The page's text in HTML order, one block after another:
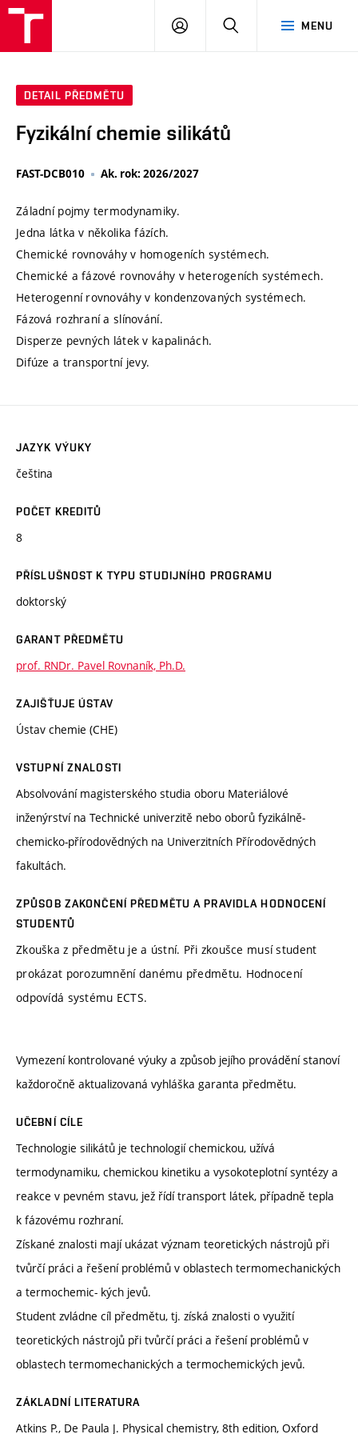
MENU
PŘIHLÁSIT
DETAIL PŘEDMĚTU
Fyzikální chemie silikátů
FAST-DCB010 Ak. rok: 2026/2027
Záladní pojmy termodynamiky.
Jedna látka v několika fázích.
Chemické rovnováhy v homogeních systémech.
Chemické a fázové rovnováhy v heterogeních systémech.
Heterogenní rovnováhy v kondenzovaných systémech.
Fázová rozhraní a slínování.
Disperze pevných látek v kapalinách.
Difúze a transportní jevy.
JAZYK VÝUKY
čeština
POČET KREDITŮ
8
PŘÍSLUŠNOST K TYPU STUDIJNÍHO PROGRAMU
doktorský
GARANT PŘEDMĚTU
prof. RNDr. Pavel Rovnaník, Ph.D.
ZAJIŠŤUJE ÚSTAV
Ústav chemie (CHE)
VSTUPNÍ ZNALOSTI
Absolvování magisterského studia oboru Materiálové
inženýrství na Technické univerzitě nebo oborů fyzikálně-
chemicko-přírodovědných na Univerzitních Přírodovědných
fakultách.
ZPŮSOB ZAKONČENÍ PŘEDMĚTU A PRAVIDLA HODNOCENÍ
STUDENTŮ
Zkouška z předmětu je a ústní. Při zkoušce musí student
prokázat porozumnění danému předmětu. Hodnocení
odpovídá systému ECTS.
Vymezení kontrolované výuky a způsob jejího provádění stanoví
každoročně aktualizovaná vyhláška garanta předmětu.
UČEBNÍ CÍLE
Technologie silikátů je technologií chemickou, užívá
termodynamiku, chemickou kinetiku a vysokoteplotní syntézy a
reakce v pevném stavu, jež řídí transport látek, případně tepla
k fázovému rozhraní.
Získané znalosti mají ukázat význam teoretických nástrojů při
tvůrčí práci a řešení problémů v oblastech termomechanických
a termochemic- kých jevů.
Student zvládne cíl předmětu, tj. získá znalosti o využití
teoretických nástrojů při tvůrčí práci a řešení problémů v
oblastech termomechanických a termochemických jevů.
ZÁKLADNÍ LITERATURA
Atkins P., De Paula J. Physical chemistry, 8th edition, Oxford